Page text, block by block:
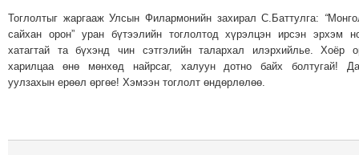
Тоглолтыг жаргааж Улсын Филармонийн захирал С.Баттулга: “
сайхан орон” уран бүтээлийн тоглолтод хүрэлцэн ирсэн эрхэм
хатагтай та бүхэнд чин сэтгэлийн талархал илэрхийлье. Хоёр
харилцаа өнө мөнхөд найрсаг, халуун дотно байх болтугай!
уулзахын ерөөл өргөе! Хэмээн тоглолт өндөрлөлөө.